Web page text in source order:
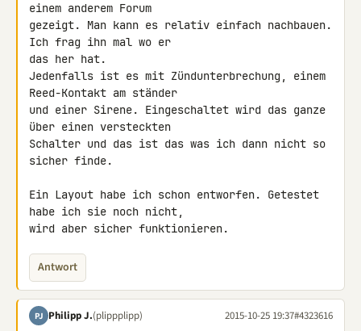
einem anderem Forum
gezeigt. Man kann es relativ einfach nachbauen.
Ich frag ihn mal wo er
das her hat.
Jedenfalls ist es mit Zündunterbrechung, einem
Reed-Kontakt am ständer
und einer Sirene. Eingeschaltet wird das ganze
über einen versteckten
Schalter und das ist das was ich dann nicht so
sicher finde.
Ein Layout habe ich schon entworfen. Getestet
habe ich sie noch nicht,
wird aber sicher funktionieren.
Antwort
PJ Philipp J.(plippplipp) 2015-10-25 19:37#4323616